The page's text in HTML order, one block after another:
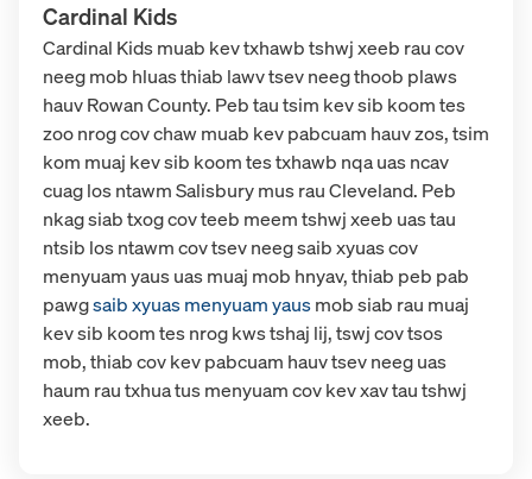
Cardinal Kids
Cardinal Kids muab kev txhawb tshwj xeeb rau cov
neeg mob hluas thiab lawv tsev neeg thoob plaws
hauv Rowan County. Peb tau tsim kev sib koom tes
zoo nrog cov chaw muab kev pabcuam hauv zos, tsim
kom muaj kev sib koom tes txhawb nqa uas ncav
cuag los ntawm Salisbury mus rau Cleveland. Peb
nkag siab txog cov teeb meem tshwj xeeb uas tau
ntsib los ntawm cov tsev neeg saib xyuas cov
menyuam yaus uas muaj mob hnyav, thiab peb pab
pawgsaib xyuas menyuam yausmob siab rau muaj
kev sib koom tes nrog kws tshaj lij, tswj cov tsos
mob, thiab cov kev pabcuam hauv tsev neeg uas
haum rau txhua tus menyuam cov kev xav tau tshwj
xeeb.